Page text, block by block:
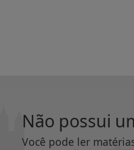
Não possui
Você pode ler